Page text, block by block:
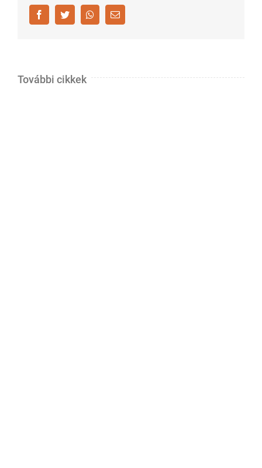
FacebookTwitter WhatsappEmail
További cikkek